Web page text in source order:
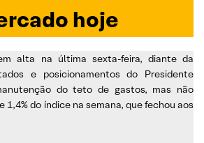
hoje
alta na última sexta-feira, diante da
e posicionamentos do Presidente
do teto de gastos, mas não
1,4% do índice na semana, que fechou aos